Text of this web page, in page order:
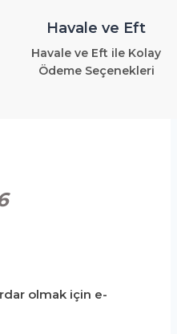
Havale ve Eft
Havale ve Eft ile Kolay
Ödeme Seçenekleri
olmak için e-